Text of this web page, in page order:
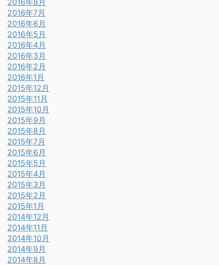
2016年8月
2016年7月
2016年6月
2016年5月
2016年4月
2016年3月
2016年2月
2016年1月
2015年12月
2015年11月
2015年10月
2015年9月
2015年8月
2015年7月
2015年6月
2015年5月
2015年4月
2015年3月
2015年2月
2015年1月
2014年12月
2014年11月
2014年10月
2014年9月
2014年8月